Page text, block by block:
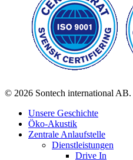
© 2026 Sontech international AB.
Unsere Geschichte
Öko-Akustik
Zentrale Anlaufstelle
Dienstleistungen
Drive In